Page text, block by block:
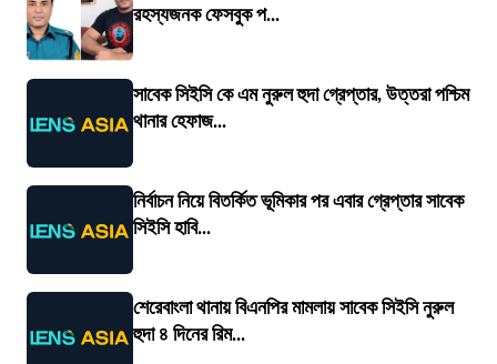
রহস্যজনক ফেসবুক প...
সাবেক সিইসি কে এম নুরুল হুদা গ্রেপ্তার, উত্তরা পশ্চিম
থানার হেফাজ...
নির্বাচন নিয়ে বিতর্কিত ভূমিকার পর এবার গ্রেপ্তার সাবেক
সিইসি হাবি...
শেরেবাংলা থানায় বিএনপির মামলায় সাবেক সিইসি নুরুল
হুদা ৪ দিনের রিম...